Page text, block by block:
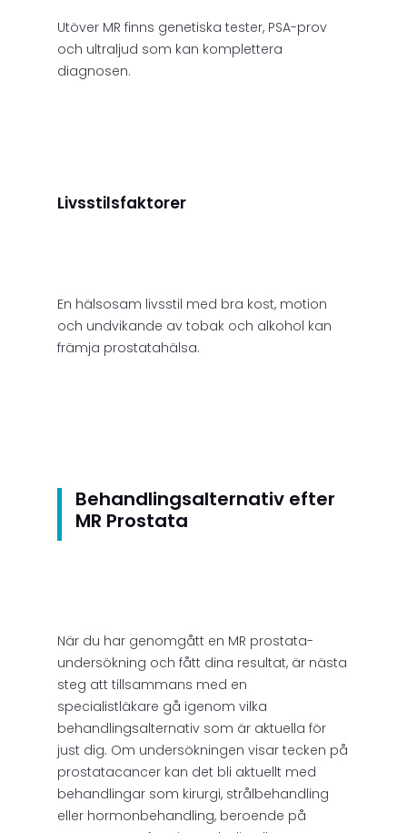
Utöver MR finns genetiska tester, PSA-prov
och ultraljud som kan komplettera
diagnosen.
Livsstilsfaktorer
En hälsosam livsstil med bra kost, motion
och undvikande av tobak och alkohol kan
främja prostatahälsa.
Behandlingsalternativ efter
MR Prostata
När du har genomgått en MR prostata-
undersökning och fått dina resultat, är nästa
steg att tillsammans med en
specialistläkare gå igenom vilka
behandlingsalternativ som är aktuella för
just dig. Om undersökningen visar tecken på
prostatacancer kan det bli aktuellt med
behandlingar som kirurgi, strålbehandling
eller hormonbehandling, beroende på